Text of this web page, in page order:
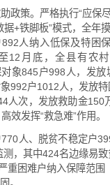
政策。严格执行“应保
据+铁脚板”模式，全年
人纳入低保及特困
12月底，全县有农
象845户998人，发放
992户1012人，发放
人次，发放救助金150
效发挥“救急难”作用。
人、脱贫不稳定户
，其中424名边缘易
重困难户纳入保障范围